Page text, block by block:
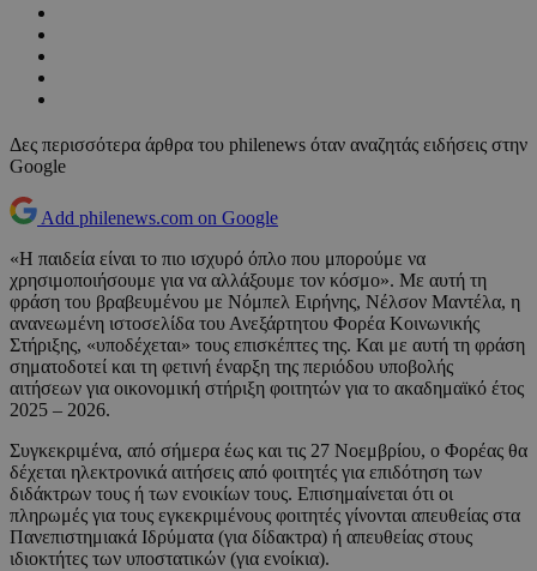
Δες περισσότερα άρθρα του philenews όταν αναζητάς ειδήσεις στην
Google
Add philenews.com on Google
«Η παιδεία είναι το πιο ισχυρό όπλο που μπορούμε να
χρησιμοποιήσουμε για να αλλάξουμε τον κόσμο». Με αυτή τη
φράση του βραβευμένου με Νόμπελ Ειρήνης, Νέλσον Μαντέλα, η
ανανεωμένη ιστοσελίδα του Ανεξάρτητου Φορέα Κοινωνικής
Στήριξης, «υποδέχεται» τους επισκέπτες της. Και με αυτή τη φράση
σηματοδοτεί και τη φετινή έναρξη της περιόδου υποβολής
αιτήσεων για οικονομική στήριξη φοιτητών για το ακαδημαϊκό έτος
2025 – 2026.
Συγκεκριμένα, από σήμερα έως και τις 27 Νοεμβρίου, ο Φορέας θα
δέχεται ηλεκτρονικά αιτήσεις από φοιτητές για επιδότηση των
διδάκτρων τους ή των ενοικίων τους. Επισημαίνεται ότι οι
πληρωμές για τους εγκεκριμένους φοιτητές γίνονται απευθείας στα
Πανεπιστημιακά Ιδρύματα (για δίδακτρα) ή απευθείας στους
ιδιοκτήτες των υποστατικών (για ενοίκια).